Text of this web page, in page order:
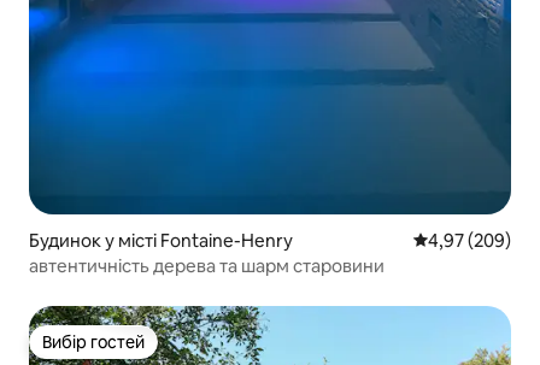
Будинок у місті Fontaine-Henry Середня
4,97 (209)
автентичність дерева та шарм старовини
Вибір гостей
Вибір гостей